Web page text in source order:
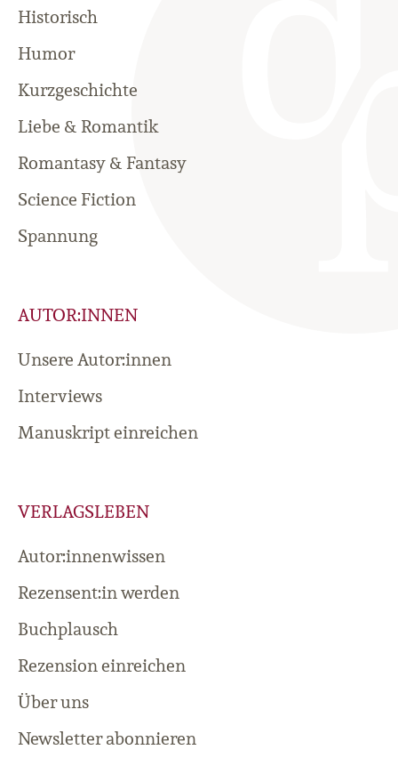
Historisch
Humor
Kurzgeschichte
Liebe & Romantik
Romantasy & Fantasy
Science Fiction
Spannung
AUTOR:INNEN
Unsere Autor:innen
Interviews
Manuskript einreichen
VERLAGSLEBEN
Autor:innenwissen
Rezensent:in werden
Buchplausch
Rezension einreichen
Über uns
Newsletter abonnieren